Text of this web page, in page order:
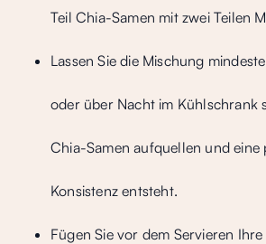
Teil Chia-Samen mit zwei Teilen
Lassen Sie die Mischung
oder über Nacht im Kühlschrank
Chia-Samen aufquellen und eine
Konsistenz entsteht.
Fügen Sie vor dem Servieren